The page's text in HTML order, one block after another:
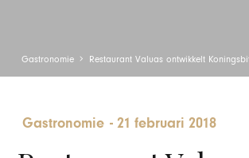
Gastronomie Restaurant Valuas ontwikkelt
Gastronomie -21 februari 2018